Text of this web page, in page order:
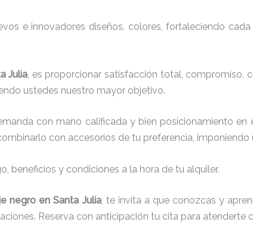
e innovadores diseños, colores, fortaleciendo
Julia , es proporcionar satisfacción total, compromiso,
ustedes nuestro mayor objetivo.
con mano calificada y bien posicionamiento en
con accesorios de tu preferencia, imponiendo
beneficios y condiciones a la hora de tu alquiler.
negro en Santa Julia, te invita a que conozcas y
Reserva con anticipación tu cita para atenderte